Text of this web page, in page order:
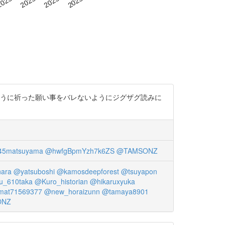
に祈った願い事をバレないようにジグザグ読みに
@hwfgBpmYzh7k6ZS @TAMSONZ
@yatsuboshi @kamosdeepforest @tsuyapon
@Kuro_historian @hikaruxyuka
@new_horaizunn @tamaya8901